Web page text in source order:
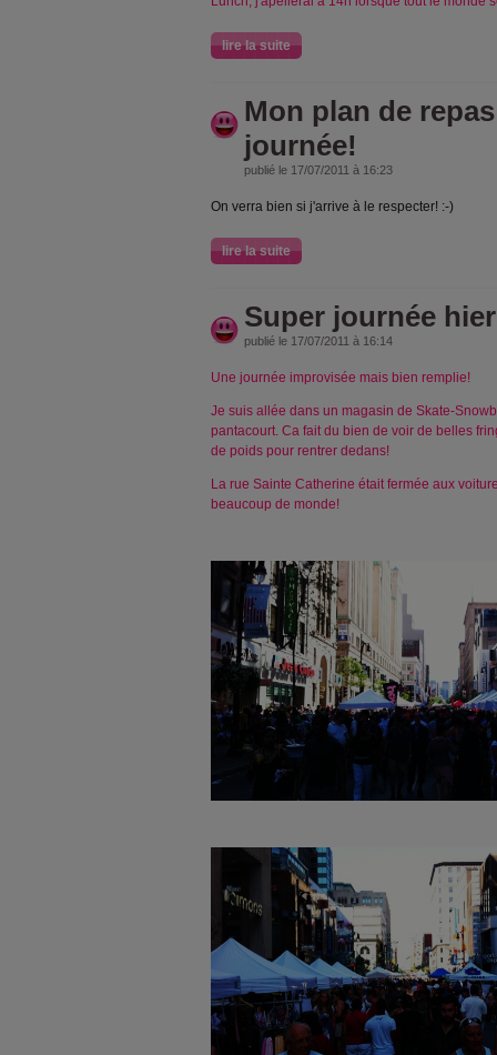
lire la suite
Mon plan de
journée!
publié le 17/07/2011 à 16:23
On verra bien si j'arrive à le respecter! :-)
lire la suite
Super journée
publié le 17/07/2011 à 16:14
Une journée improvisée mais bien remplie!
Je suis allée dans un magasin de Skate-
pantacourt. Ca fait du bien de voir de belles
de poids pour rentrer dedans!
La rue Sainte Catherine était fermée aux
beaucoup de monde!